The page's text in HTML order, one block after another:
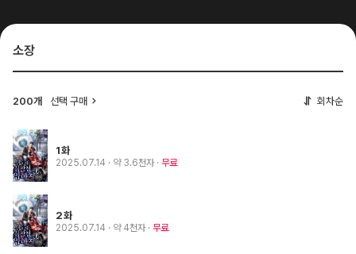
소장
200개 선택 구매 회차순
1화
2025.07.14 · 약 3.6천자 무료
2화
2025.07.14 · 약 4천자 무료